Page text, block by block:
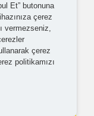
Et” butonuna
çerez
vermezseniz,
çerez
politikamızı